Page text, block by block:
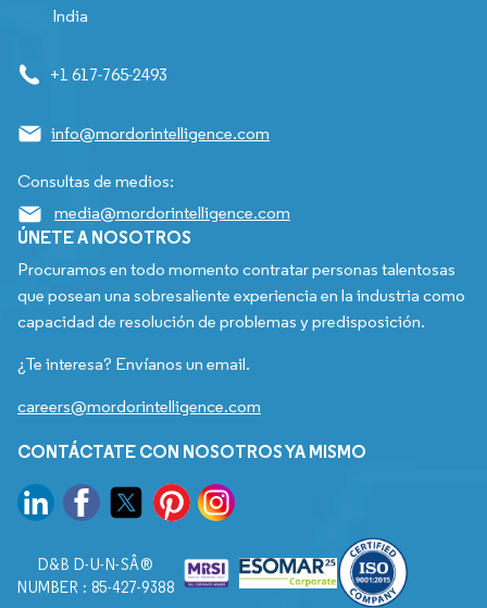
India
+1 617-765-2493
info@mordorintelligence.com
Consultas de medios:
media@mordorintelligence.com
ÚNETE A NOSOTROS
Procuramos en todo momento contratar personas talentosas
que posean una sobresaliente experiencia en la industria como
capacidad de resolución de problemas y predisposición.
¿Te interesa? Envíanos un email.
careers@mordorintelligence.com
CONTÁCTATE CON NOSOTROS YA MISMO
D&B D-U-N-SÂ®
NUMBER : 85-427-9388